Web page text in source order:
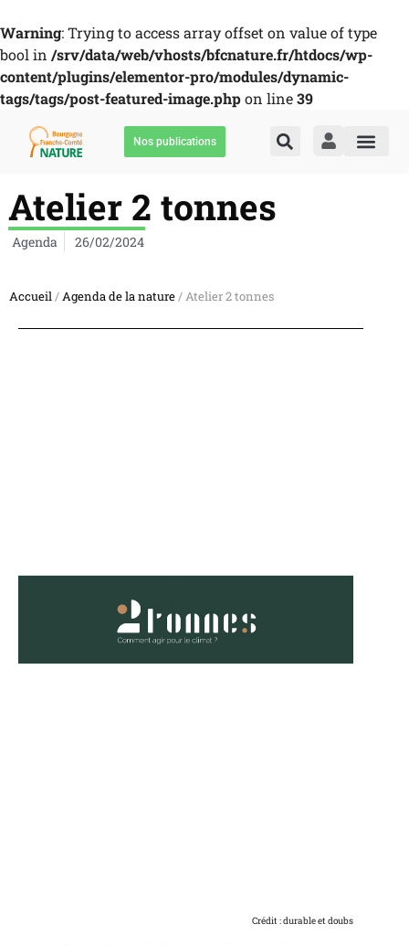
Warning: Trying to access array offset on value of type
bool in /srv/data/web/vhosts/bfcnature.fr/htdocs/wp-
content/plugins/elementor-pro/modules/dynamic-
tags/tags/post-featured-image.phpon line39
Nos publications
Atelier 2 tonnes
Agenda 26/02/2024
Accueil/Agenda de la nature/ Atelier 2 tonnes
Crédit : durable et doubs